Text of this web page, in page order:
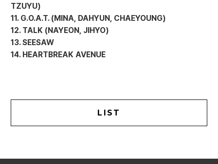
TZUYU)
11. G.O.A.T. (MINA, DAHYUN, CHAEYOUNG)
12. TALK (NAYEON, JIHYO)
13. SEESAW
14. HEARTBREAK AVENUE
LIST